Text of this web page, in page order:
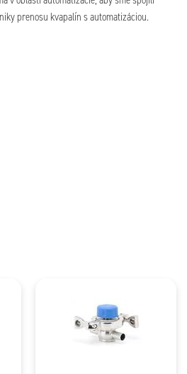
prenosu kvapalín s automatizáciou.